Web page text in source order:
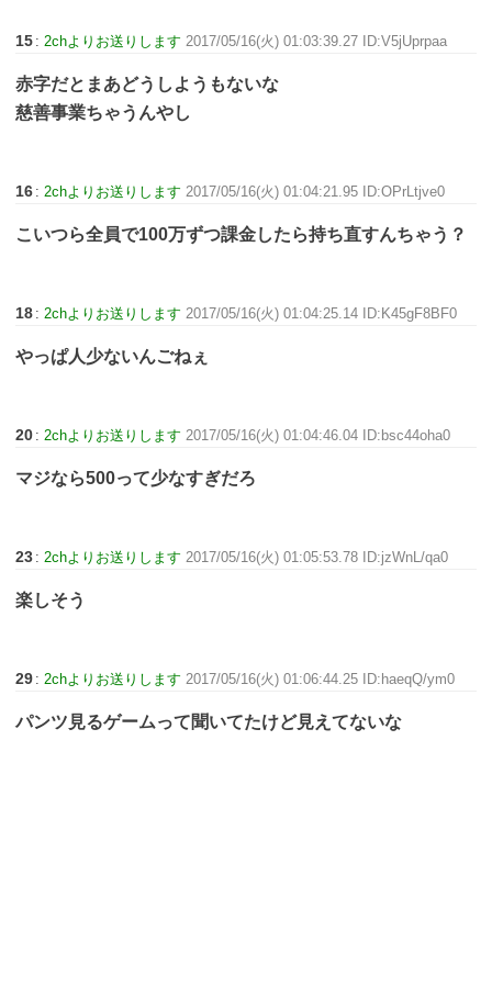
15 : 2chよりお送りします 2017/05/16(火) 01:03:39.27 ID:V5jUprpaa
赤字だとまあどうしようもないな
慈善事業ちゃうんやし
16 : 2chよりお送りします 2017/05/16(火) 01:04:21.95 ID:OPrLtjve0
こいつら全員で100万ずつ課金したら持ち直すんちゃう？
18 : 2chよりお送りします 2017/05/16(火) 01:04:25.14 ID:K45gF8BF0
やっぱ人少ないんごねぇ
20 : 2chよりお送りします 2017/05/16(火) 01:04:46.04 ID:bsc44oha0
マジなら500って少なすぎだろ
23 : 2chよりお送りします 2017/05/16(火) 01:05:53.78 ID:jzWnL/qa0
楽しそう
29 : 2chよりお送りします 2017/05/16(火) 01:06:44.25 ID:haeqQ/ym0
パンツ見るゲームって聞いてたけど見えてないな